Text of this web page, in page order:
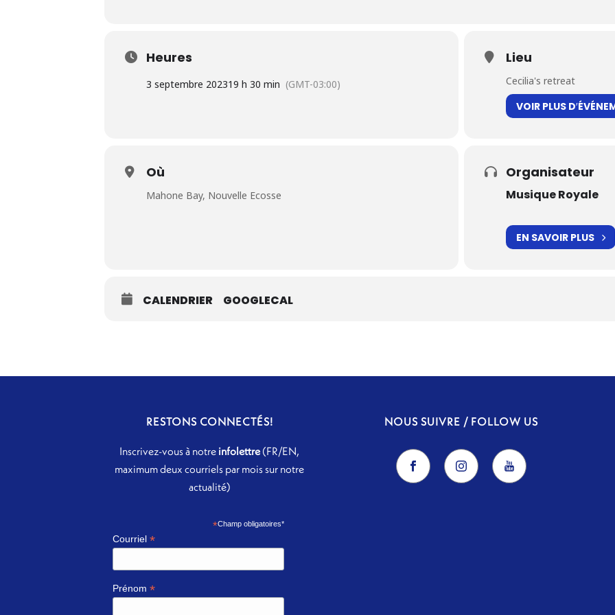
Heures
3 septembre 202319 h 30 min (GMT-03:00)
Lieu
Cecilia's retreat
VOIR PLUS
Où
Mahone Bay, Nouvelle Ecosse
Organisateur
Musique Royale
EN SAVOIR PLUS
CALENDRIER GOOGLECAL
RESTONS CONNECTÉS!
Inscrivez-vous à notre infolettre(FR/EN,
maximum deux courriels par mois sur notre
actualité)
*Champ obligatoires*
Courriel *
Prénom *
NOUS SUIVRE / FOLLOW US